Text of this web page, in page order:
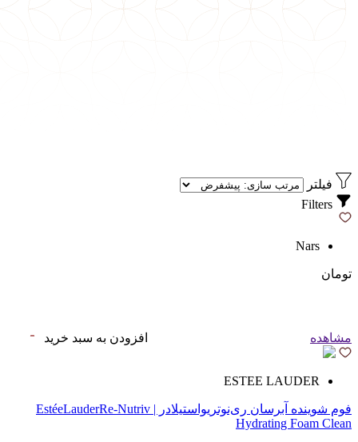
فیلتر
Nars
تومان
مشاهده افزودن به سبد خرید
ESTEE LAUDER
فوم شوینده آبرسان ری‌نوتریواستیلادر | EstéeLauderRe-Nutriv
Hydrating Foam Clean